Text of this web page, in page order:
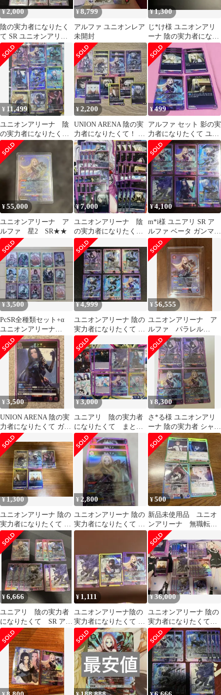
¥2,000
陰の実力者になりたく
て SR ユニオンアリー
ナ アルファ ベータ イ
プシロン
¥8,799
アルファ ユニオンレア
未開封
¥1,300
じ*け様 ユニオンアリ
ーナ 陰の実力者になり
たくて SR Rまとめ売り
¥ 11,499
ユニオンアリーナ 陰
の実力者になりたく
て 陰実 sr9枚セット
¥2,200
UNION ARENA 陰の実
力者になりたくて！ ま
とめ売り
¥499
アルファ セット 影の実
力者になりたくて ユニ
オンアリーナ SR ①
¥55,000
ユニオンアリーナ ア
ルファ 星2 SR★★
¥7,000
ユニオンアリーナ 陰
の実力者になりたく
て 七陰 デッキパー
ツ
¥4,100
m*i様 ユニアリ SR ア
ルファ ベータ ガンマ
デルタ イプシロン ユニ
オン
¥3,500
PcSR全種類セット+α
ユニオンアリーナ
NIKKE プレシャスブー
スター
¥4,999
ユニオンアリーナ 陰の
実力者になりたくて 紫
SR まとめ
¥56,555
ユニオンアリーナ ア
ルファ パラレル
SR★★2 陰の実力者に
なりたくて
¥3,500
UNION ARENA 陰の実
力者になりたくて ガン
マSR＋オマケ
¥3,000
ユニアリ 陰の実力者
になりたくて まとめ
売り
¥8,300
さ*る様 ユニオンアリ
ーナ 陰の実力者 シャド
ウSR アルファSR 2セッ
¥1,300
ユニオンアリーナ 陰の
実力者になりたくて カ
ード 5枚セット sr
¥ 2,800
ユニオンアリーナ 陰の
実力者になりたくて R
以下4コン おまけつき
¥500
新品未使用品 ユニオ
ンアリーナ 無職転
生 エリス SR
¥6,666
ユニアリ 陰の実力者
になりたくて SR アル
ファ ベータ デルタ イ
プシロン
¥ 1,111
ユニオンアリーナ陰の
実力者になりたくて カ
ードセット(デルタ・ク
レア・アルファ)
¥36,000
ユニオンアリーナ 陰の
実力者になりたくて
紫セミ4コン ユニアリ